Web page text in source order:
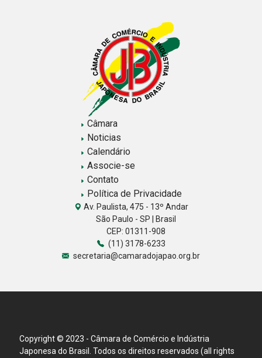
Câmara
Noticias
Calendário
Associe-se
Contato
Política de Privacidade
Av. Paulista, 475 - 13º Andar
São Paulo - SP | Brasil
CEP: 01311-908
(11) 3178-6233
secretaria@camaradojapao.org.br
Copyright © 2023 - Câmara de Comércio e Indústria
Japonesa do Brasil. Todos os direitos reservados (all rights